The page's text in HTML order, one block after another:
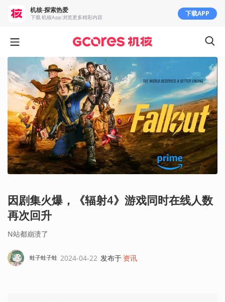
因剧集火爆，《辐射4》游戏同时在线人数
再次回升
N站都崩溃了
蛙子蛙子蛙 2024-04-22 发布于 资讯
机核-探索热爱
下载 机核App 浏览更多精彩内容 下载APP